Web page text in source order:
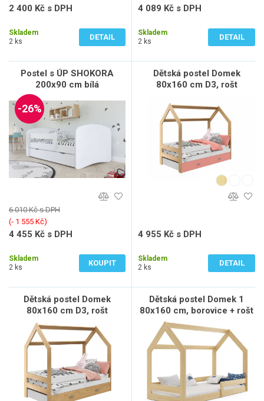
2 400 Kč s DPH
Skladem
2 ks
DETAIL
4 089 Kč s DPH
Skladem
2 ks
DETAIL
Postel s ÚP SHOKORA
200x90 cm bílá
-26%
6 010 Kč s DPH
(‐ 1 555 Kč)
4 455 Kč s DPH
Skladem
2 ks
KOUPIT
Dětská postel Domek
80x160 cm D3, rošt
4 955 Kč s DPH
Skladem
2 ks
DETAIL
Dětská postel Domek
80x160 cm D3, rošt
ZDARMA - borovice,
zábrana: bílá, úlož. prost:
bez, matrace: s matrací
Dětská postel Domek 1
80x160 cm, borovice + rošt
a matrace ZDARMA